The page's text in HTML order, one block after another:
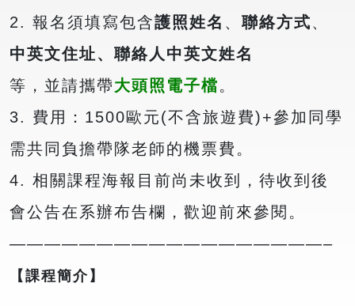
2. 報名須填寫包含護照姓名 、 聯絡方式、
中英文住址、聯絡人中英文姓名
等，並請攜帶大頭照電子檔。
3. 費用：1500歐元(不含旅遊費)+參加同學
需共同負擔帶隊老師的機票費。
4. 相關課程海報目前尚未收到，待收到後
會公告在系辦布告欄，歡迎前來參閱。
——————————————————–
【課程簡介】